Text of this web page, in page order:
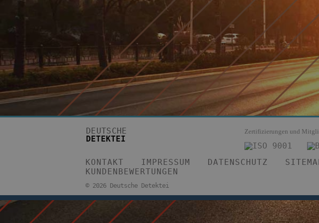
DEUTSCHE
DETEKTEI
Zertifizierungen und
KONTAKT IMPRESSUM DATENSCHUTZ
KUNDENBEWERTUNGEN
© 2026 Deutsche Detektei